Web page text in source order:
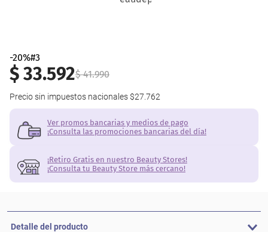
-20%#3
$33.592$ 41.990
Precio sin impuestos nacionales $27.762
Ver promos bancarias y medios de pago
¡Consulta las promociones bancarias del día!
¡Retiro Gratis en nuestro Beauty Stores!
¡Consulta tu Beauty Store más cercano!
Detalle del producto